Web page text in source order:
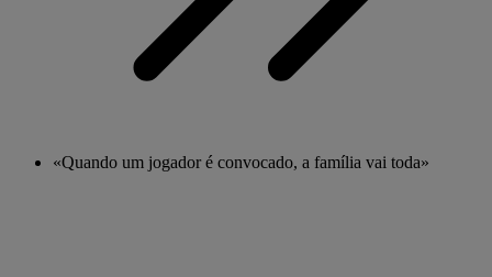
«Quando um jogador é convocado, a família vai toda»